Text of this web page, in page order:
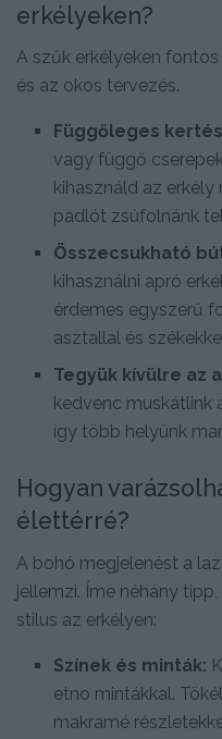
erkélyeken?
A szűk erkélyeken
és az okos tervezés.
Függőleges
vagy függő
kihasználd az
padlót zsúfolnánk
Összecsukható
kihasználni apró
érdemes egyszerű
asztallal és
Tegyük kívülre az
kedvenc muskátlink
így több helyünk
Hogyan
élettérré?
A bohó megjelenést a
jellemzi. Íme néhány
stílus az erkélyen:
Színek és minták:
etno mintákkal.
makramé